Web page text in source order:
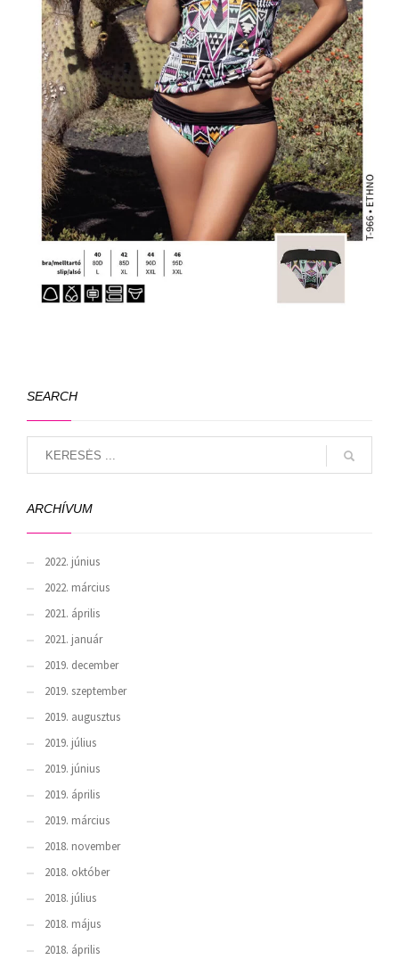
SEARCH
ARCHÍVUM
2022. június
2022. március
2021. április
2021. január
2019. december
2019. szeptember
2019. augusztus
2019. július
2019. június
2019. április
2019. március
2018. november
2018. október
2018. július
2018. május
2018. április